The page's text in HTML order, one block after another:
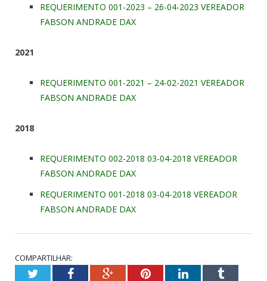
REQUERIMENTO 001-2023 – 26-04-2023 VEREADOR
FABSON ANDRADE DAX
2021
REQUERIMENTO 001-2021 – 24-02-2021 VEREADOR
FABSON ANDRADE DAX
2018
REQUERIMENTO 002-2018 03-04-2018 VEREADOR
FABSON ANDRADE DAX
REQUERIMENTO 001-2018 03-04-2018 VEREADOR
FABSON ANDRADE DAX
COMPARTILHAR:
TwitterFacebookGoogle+PinterestLinkedInTumblr